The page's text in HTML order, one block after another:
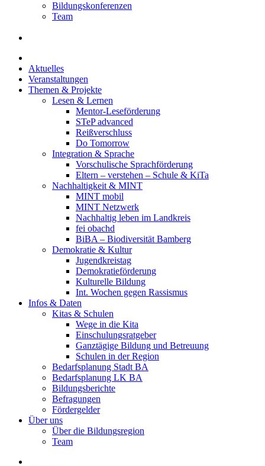
Bildungskonferenzen
Team
Aktuelles
Veranstaltungen
Themen & Projekte
Lesen & Lernen
Mentor-Leseförderung
STeP advanced
Reißverschluss
Do Tomorrow
Integration & Sprache
Vorschulische Sprachförderung
Eltern – verstehen – Schule & KiTa
Nachhaltigkeit & MINT
MINT mobil
MINT Netzwerk
Nachhaltig leben im Landkreis
fei obachd
BiBA – Biodiversität Bamberg
Demokratie & Kultur
Jugendkreistag
Demokratieförderung
Kulturelle Bildung
Int. Wochen gegen Rassismus
Infos & Daten
Kitas & Schulen
Wege in die Kita
Einschulungsratgeber
Ganztägige Bildung und Betreuung
Schulen in der Region
Bedarfsplanung Stadt BA
Bedarfsplanung LK BA
Bildungsberichte
Befragungen
Förder­gelder
Über uns
Über die Bildungsregion
Team